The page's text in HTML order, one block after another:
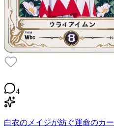
4
白衣のメイジが紡ぐ運命のカー